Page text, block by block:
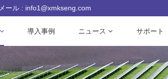
メール : info1@xmkseng.com
導入事例 ニュース サポート